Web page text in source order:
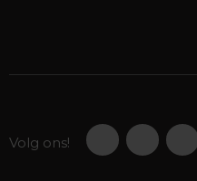
Volg ons!